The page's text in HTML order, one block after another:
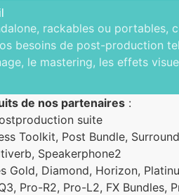
rackables ou portables,
besoins de post-production
le mastering, les effets
de nos partenaires :
suite
Toolkit, Post Bundle,
Speakerphone2
Gold, Diamond, Horizon,
Pro-R2, Pro-L2, FX Bundles,